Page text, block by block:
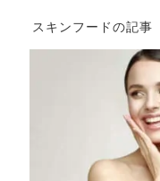
スキンフードの記事